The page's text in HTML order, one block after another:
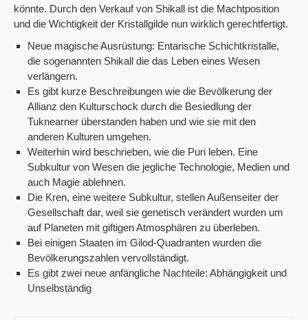
könnte. Durch den Verkauf von Shikall ist die Machtposition
und die Wichtigkeit der Kristallgilde nun wirklich gerechtfertigt.
Neue magische Ausrüstung: Entarische Schichtkristalle,
die sogenannten Shikall die das Leben eines Wesen
verlängern.
Es gibt kurze Beschreibungen wie die Bevölkerung der
Allianz den Kulturschock durch die Besiedlung der
Tuknearner überstanden haben und wie sie mit den
anderen Kulturen umgehen.
Weiterhin wird beschrieben, wie die Puri leben. Eine
Subkultur von Wesen die jegliche Technologie, Medien und
auch Magie ablehnen.
Die Kren, eine weitere Subkultur, stellen Außenseiter der
Gesellschaft dar, weil sie genetisch verändert wurden um
auf Planeten mit giftigen Atmosphären zu überleben.
Bei einigen Staaten im Gilod-Quadranten wurden die
Bevölkerungszahlen vervollständigt.
Es gibt zwei neue anfängliche Nachteile: Abhängigkeit und
Unselbständig